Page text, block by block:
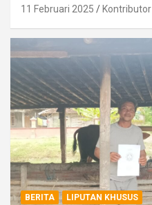
11 Februari 2025 Kontributor
BERITA LIPUTAN KHUSUS